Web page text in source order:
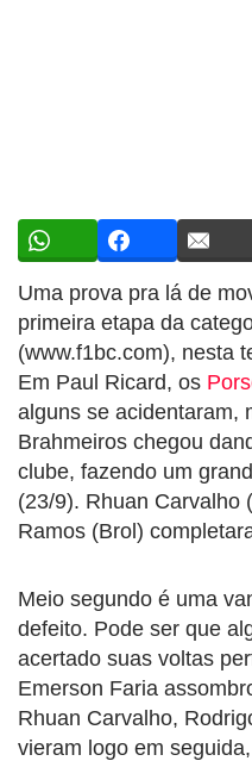
Uma prova pra lá de
primeira etapa da
(www.f1bc.com), nesta
Em Paul Ricard, os
alguns se acidentaram,
Brahmeiros chegou
clube, fazendo um
(23/9). Rhuan Carvalho
Ramos (Brol)
Meio segundo é uma
defeito. Pode ser que
acertado suas voltas
Emerson Faria
Rhuan Carvalho,
vieram logo em